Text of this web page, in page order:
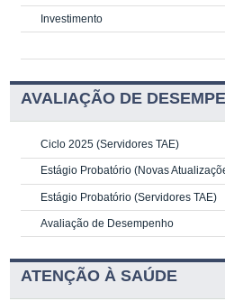
Investimento
AVALIAÇÃO DE
Ciclo 2025 (Servidores TAE)
Estágio Probatório (Novas
Estágio Probatório (Servidores TAE)
Avaliação de Desempenho
ATENÇÃO À SAÚDE